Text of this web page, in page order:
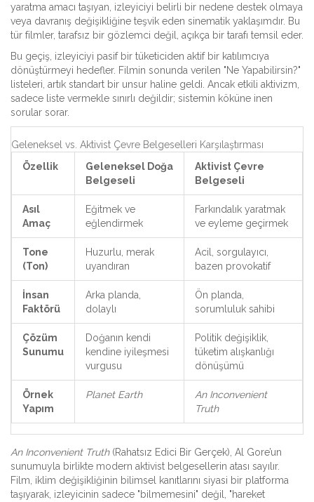
yaratma amacı taşıyan, izleyiciyi belirli bir nedene destek olmaya
veya davranış değişikliğine teşvik eden sinematik yaklaşımdır. Bu
tür filmler, tarafsız bir gözlemci değil, açıkça bir tarafı temsil eder.
Bu geçiş, izleyiciyi pasif bir tüketiciden aktif bir katılımcıya
dönüştürmeyi hedefler. Filmin sonunda verilen "Ne Yapabilirsin?"
listeleri, artık standart bir unsur haline geldi. Ancak etkili aktivizm,
sadece liste vermekle sınırlı değildir; sistemin köküne inen
sorular sorar.
Geleneksel vs. Aktivist Çevre Belgeselleri Karşılaştırması
Özellik
Geleneksel Doğa
Belgeseli
Aktivist Çevre
Belgeseli
Asıl
Amaç
Eğitmek ve
eğlendirmek
Farkındalık yaratmak
ve eyleme geçirmek
Tone
(Ton)
Huzurlu, merak
uyandıran
Acil, sorgulayıcı,
bazen provokatif
İnsan
Faktörü
Arka planda,
dolaylı
Ön planda,
sorumluluk sahibi
Çözüm
Sunumu
Doğanın kendi
kendine iyileşmesi
vurgusu
Politik değişiklik,
tüketim alışkanlığı
dönüşümü
Örnek
Yapım
Planet Earth
An Inconvenient
Truth
An Inconvenient Truth(Rahatsız Edici Bir Gerçek), Al Gore’un
sunumuyla birlikte modern aktivist belgesellerin atası sayılır.
Film, iklim değişikliğinin bilimsel kanıtlarını siyasi bir platforma
taşıyarak, izleyicinin sadece "bilmemesini" değil, "hareket